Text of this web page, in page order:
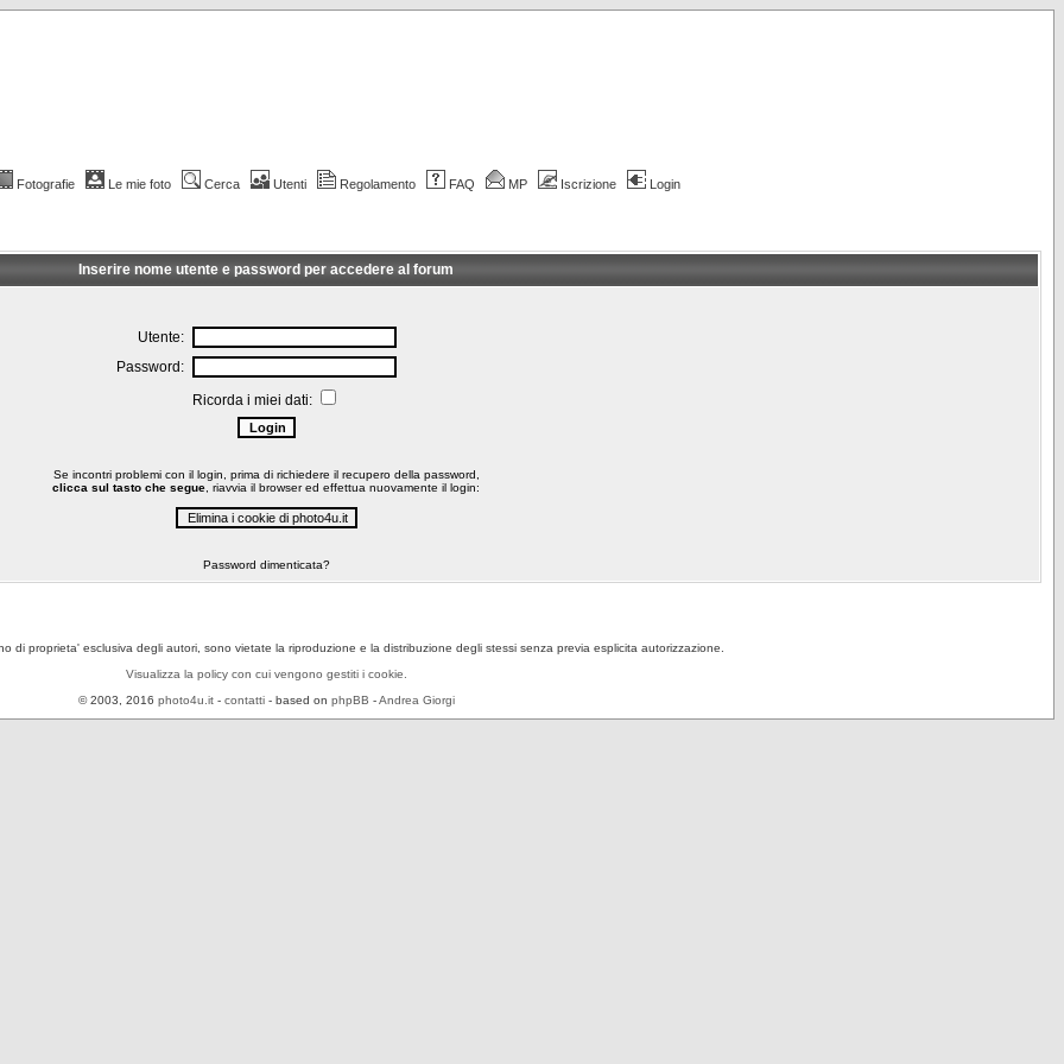
Fotografie Le mie foto Cerca Utenti Regolamento FAQ MP Iscrizione Login
Inserire nome utente e password per accedere al forum
Utente:
Password:
Ricorda i miei dati:
Se incontri problemi con il login, prima di richiedere il recupero della password,
clicca sul tasto che segue , riavvia il browser ed effettua nuovamente il login:
Password dimenticata?
di proprieta' esclusiva degli autori, sono vietate la riproduzione e la distribuzione degli stessi senza previa esplicita autorizzazione.
Visualizza la policy con cui vengono gestiti i cookie.
© 2003, 2016 photo4u.it- contatti- based on phpBB -Andrea Giorgi